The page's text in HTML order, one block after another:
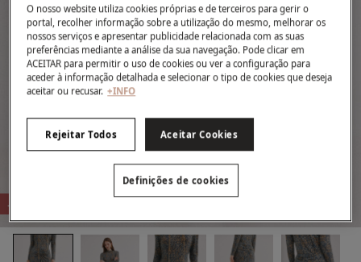
-81%
O nosso website utiliza cookies próprias e de terceiros para gerir o
portal, recolher informação sobre a utilização do mesmo, melhorar os
nossos serviços e apresentar publicidade relacionada com as suas
preferências mediante a análise da sua navegação. Pode clicar em
ACEITAR para permitir o uso de cookies ou ver a configuração para
aceder à informação detalhada e selecionar o tipo de cookies que deseja
aceitar ou recusar. +INFO
Rejeitar Todos Aceitar Cookies
Definições de cookies